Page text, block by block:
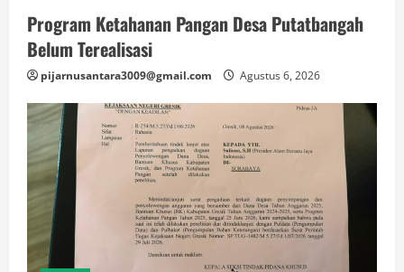
Program Ketahanan Pangan Desa Putatbangah
Belum Terealisasi
pijarnusantara3009@gmail.com Agustus 6, 2026